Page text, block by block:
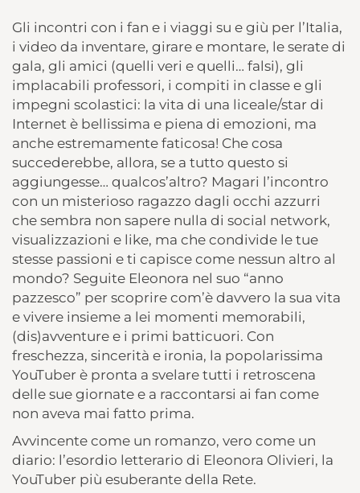
Gli incontri con i fan e i viaggi su e giù per l’Italia,
i video da inventare, girare e montare, le serate di
gala, gli amici (quelli veri e quelli… falsi), gli
implacabili professori, i compiti in classe e gli
impegni scolastici: la vita di una liceale/star di
Internet è bellissima e piena di emozioni, ma
anche estremamente faticosa! Che cosa
succederebbe, allora, se a tutto questo si
aggiungesse… qualcos’altro? Magari l’incontro
con un misterioso ragazzo dagli occhi azzurri
che sembra non sapere nulla di social network,
visualizzazioni e like, ma che condivide le tue
stesse passioni e ti capisce come nessun altro al
mondo? Seguite Eleonora nel suo “anno
pazzesco” per scoprire com’è davvero la sua vita
e vivere insieme a lei momenti memorabili,
(dis)avventure e i primi batticuori. Con
freschezza, sincerità e ironia, la popolarissima
YouTuber è pronta a svelare tutti i retroscena
delle sue giornate e a raccontarsi ai fan come
non aveva mai fatto prima.
Avvincente come un romanzo, vero come un
diario: l’esordio letterario di Eleonora Olivieri, la
YouTuber più esuberante della Rete.